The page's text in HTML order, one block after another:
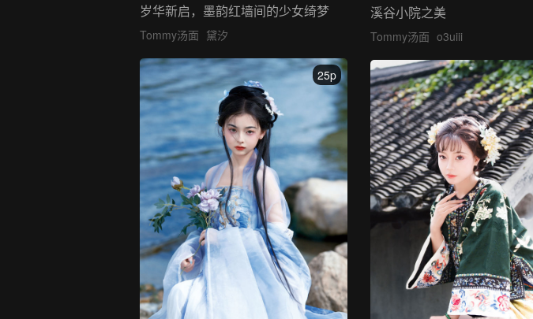
岁华新启，墨韵红墙间的少女绮梦
Tommy汤面 黛汐
溪谷小院之美
Tommy汤面 o3uiii
25p